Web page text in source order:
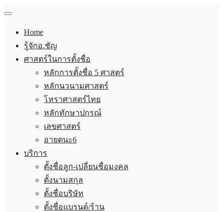
Home
รู้จักอ.ชัญ
ศาสตร์ในการตั้งชื่อ
หลักการตั้งชื่อ 5 ศาสตร์
หลักนวนามศาสตร์
โหราศาสตร์ไทย
หลักทักษาปกรณ์
เลขศาสตร์
อายตนะ6
บริการ
ตั้งชื่อลูก-เปลี่ยนชื่อมงคล
ตั้งนามสกุล
ตั้งชื่อบริษัท
ตั้งชื่อแบรนด์/ร้าน